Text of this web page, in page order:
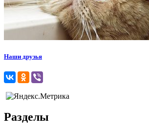
Наши друзья
Разделы